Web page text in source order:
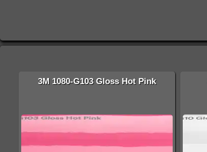
3M 1080-G103 Gloss Hot Pink